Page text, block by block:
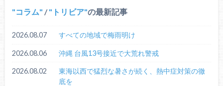
コラム / トリビア の最新記事
2026.08.07 すべての地域で梅雨明け
2026.08.06 沖縄 台風13号接近で大荒れ警戒
2026.08.02
東海以西で猛烈な暑さが続く、熱中症対策の徹
底を